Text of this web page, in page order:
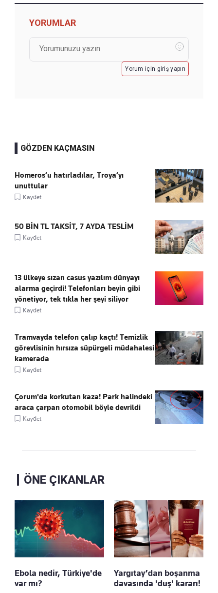
YORUMLAR
Yorum için giriş yapın
GÖZDEN KAÇMASIN
Homeros’u hatırladılar, Troya’yı
unuttular
Kaydet
50 BİN TL TAKSİT, 7 AYDA TESLİM
Kaydet
13 ülkeye sızan casus yazılım dünyayı
alarma geçirdi! Telefonları beyin gibi
yönetiyor, tek tıkla her şeyi siliyor
Kaydet
Tramvayda telefon çalıp kaçtı! Temizlik
görevlisinin hırsıza süpürgeli müdahalesi
kamerada
Kaydet
Çorum'da korkutan kaza! Park halindeki
araca çarpan otomobil böyle devrildi
Kaydet
ÖNE ÇIKANLAR
Ebola nedir, Türkiye'de
var mı?
Yargıtay’dan boşanma
davasında 'duş' kararı!